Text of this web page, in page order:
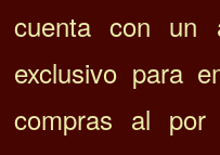
cuenta con un
exclusivo para
compras al por